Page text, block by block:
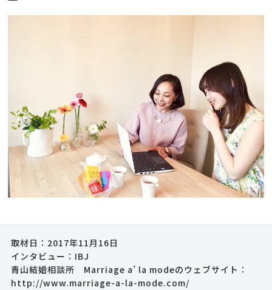
取材日：2017年11月16日
インタビュー：IBJ
青山結婚相談所 Marriage a’ la modeのウェブサイト：
http://www.marriage-a-la-mode.com/